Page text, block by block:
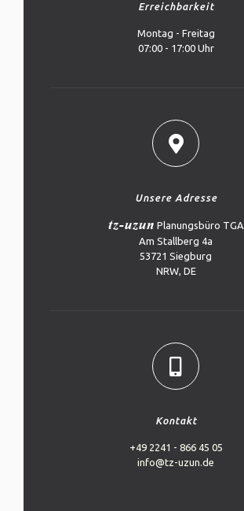
Erreichbarkeit
Montag - Freitag
07:00 - 17:00 Uhr
Unsere Adresse
tz-uzun Planungsbüro TGA
Am Stallberg 4a
53721 Siegburg
NRW, DE
Kontakt
+49 2241 - 866 45 05
info@tz-uzun.de